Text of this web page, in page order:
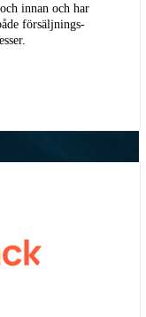
innan och har
försäljnings-